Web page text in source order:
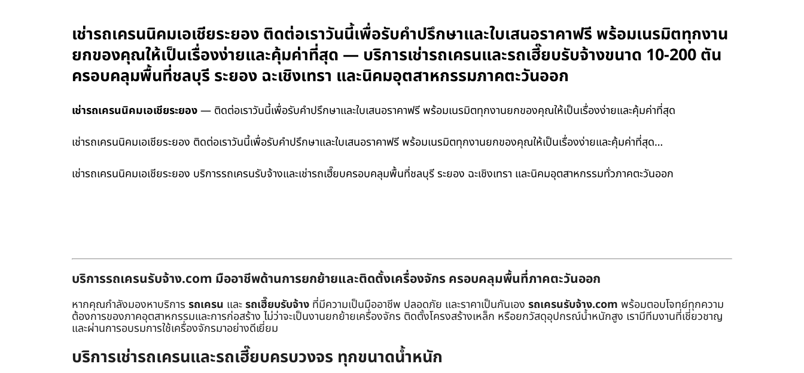
เช่ารถเครนนิคมเอเชียระยอง ติดต่อเราวันนี้เพื่อรับคำปรึกษาและใบเสนอราคาฟรี พร้อมเนรมิตทุกงาน
ยกของคุณให้เป็นเรื่องง่ายและคุ้มค่าที่สุด — บริการเช่ารถเครนและรถเฮี๊ยบรับจ้างขนาด 10-200 ตัน
ครอบคลุมพื้นที่ชลบุรี ระยอง ฉะเชิงเทรา และนิคมอุตสาหกรรมภาคตะวันออก
เช่ารถเครนนิคมเอเชียระยอง— ติดต่อเราวันนี้เพื่อรับคำปรึกษาและใบเสนอราคาฟรี พร้อมเนรมิตทุกงานยกของคุณให้เป็นเรื่องง่ายและคุ้มค่าที่สุด
เช่ารถเครนนิคมเอเชียระยอง ติดต่อเราวันนี้เพื่อรับคำปรึกษาและใบเสนอราคาฟรี พร้อมเนรมิตทุกงานยกของคุณให้เป็นเรื่องง่ายและคุ้มค่าที่สุด…
เช่ารถเครนนิคมเอเชียระยอง บริการรถเครนรับจ้างและเช่ารถเฮี๊ยบครอบคลุมพื้นที่ชลบุรี ระยอง ฉะเชิงเทรา และนิคมอุตสาหกรรมทั่วภาคตะวันออก
บริการรถเครนรับจ้าง.com มืออาชีพด้านการยกย้ายและติดตั้งเครื่องจักร ครอบคลุมพื้นที่ภาคตะวันออก
หากคุณกำลังมองหาบริการ รถเครน และรถเฮี๊ยบรับจ้าง ที่มีความเป็นมืออาชีพ ปลอดภัย และราคาเป็นกันเอง รถเครนรับจ้าง.com พร้อมตอบโจทย์ทุกความ
ต้องการของภาคอุตสาหกรรมและการก่อสร้าง ไม่ว่าจะเป็นงานยกย้ายเครื่องจักร ติดตั้งโครงสร้างเหล็ก หรือยกวัสดุอุปกรณ์น้ำหนักสูง เรามีทีมงานที่เชี่ยวชาญ
และผ่านการอบรมการใช้เครื่องจักรมาอย่างดีเยี่ยม
บริการเช่ารถเครนและรถเฮี๊ยบครบวงจร ทุกขนาดน้ำหนัก